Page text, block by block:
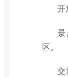
开
区。
交